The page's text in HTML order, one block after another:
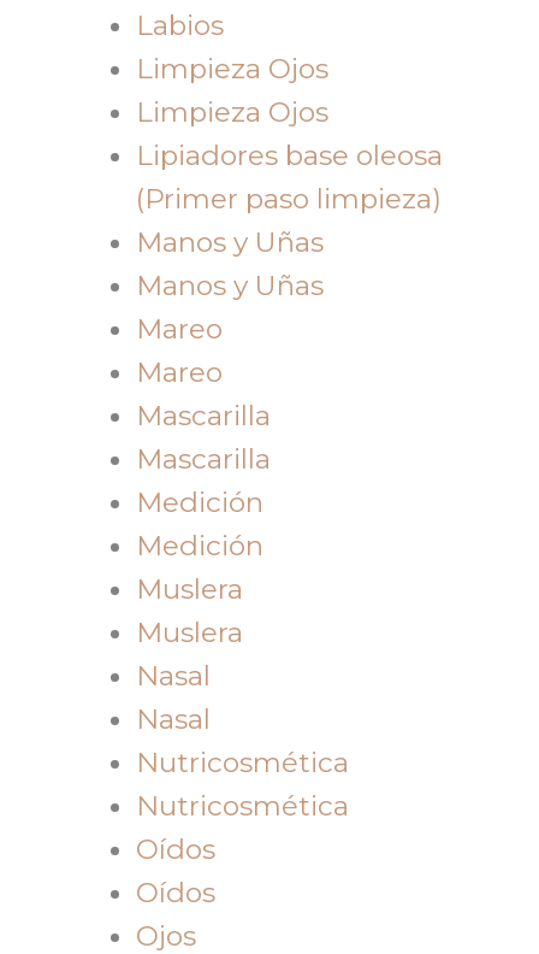
Labios
Limpieza Ojos
Limpieza Ojos
Lipiadores base oleosa
(Primer paso limpieza)
Manos y Uñas
Manos y Uñas
Mareo
Mareo
Mascarilla
Mascarilla
Medición
Medición
Muslera
Muslera
Nasal
Nasal
Nutricosmética
Nutricosmética
Oídos
Oídos
Ojos